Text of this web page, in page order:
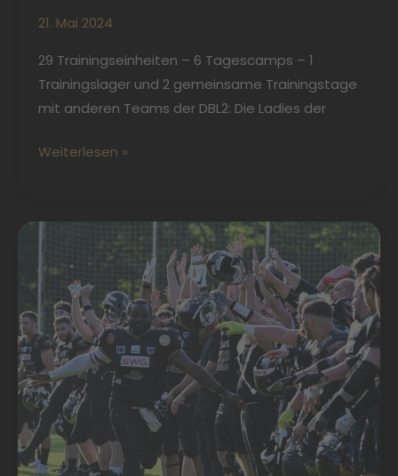
21. Mai 2024
29 Trainingseinheiten – 6 Tagescamps – 1
Trainingslager und 2 gemeinsame Trainingstage
mit anderen Teams der DBL2: Die Ladies der
Weiterlesen »
Erfolgreiches
Vorbereitungsspiel
die
Dragons